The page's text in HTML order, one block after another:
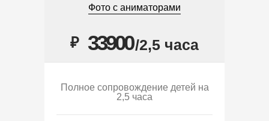
Фото с аниматорами
₽ 33900/2,5 часа
Полное сопровождение детей на
2,5 часа